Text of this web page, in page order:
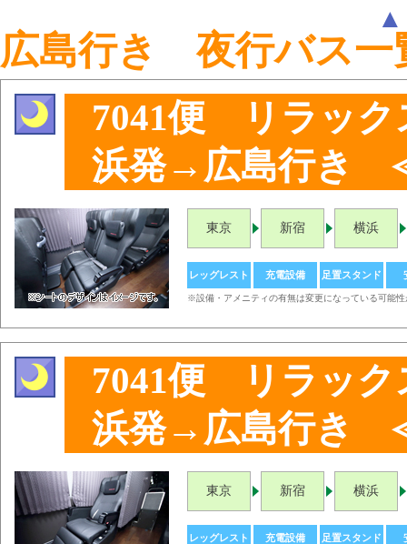
広島行き 夜行バス一
7041便 リラック
浜発→広島行き
東京 新宿 横浜
レッグレスト 充電設備 足置スタンド
※設備・アメニティの有無は変更になっている可能
7041便 リラック
浜発→広島行き
東京 新宿 横浜
レッグレスト 充電設備 足置スタンド